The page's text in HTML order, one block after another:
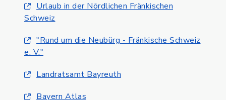
Urlaub in der Nördlichen Fränkischen
Schweiz
"Rund um die Neubürg - Fränkische Schweiz
e. V."
Landratsamt Bayreuth
Bayern Atlas